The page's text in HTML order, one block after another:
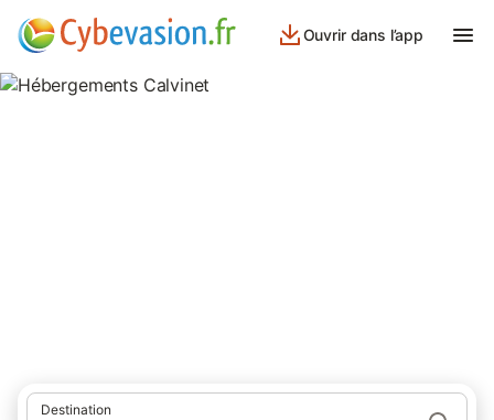
Ouvrir dans l’app
Destination